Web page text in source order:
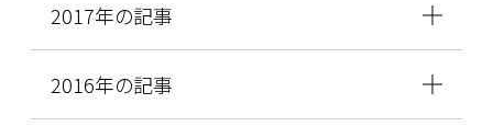
2017年の記事
2016年の記事